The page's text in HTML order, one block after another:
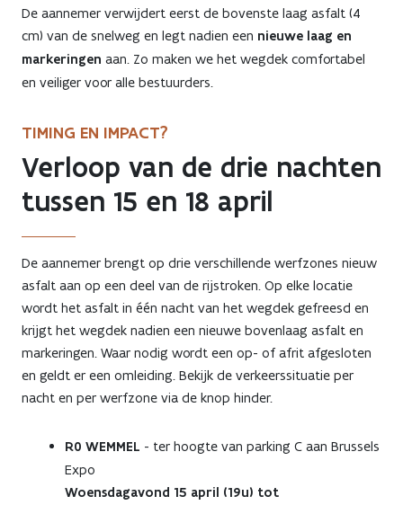
De aannemer verwijdert eerst de bovenste laag asfalt (4
cm) van de snelweg en legt nadien een nieuwe laag en
markeringen aan. Zo maken we het wegdek comfortabel
en veiliger voor alle bestuurders.
TIMING EN IMPACT?
Verloop van de drie nachten
tussen 15 en 18 april
De aannemer brengt op drie verschillende werfzones nieuw
asfalt aan op een deel van de rijstroken. Op elke locatie
wordt het asfalt in één nacht van het wegdek gefreesd en
krijgt het wegdek nadien een nieuwe bovenlaag asfalt en
markeringen. Waar nodig wordt een op- of afrit afgesloten
en geldt er een omleiding. Bekijk de verkeerssituatie per
nacht en per werfzone via de knop hinder.
R0 WEMMEL - ter hoogte van parking C aan Brussels
Expo
Woensdagavond 15 april (19u) tot